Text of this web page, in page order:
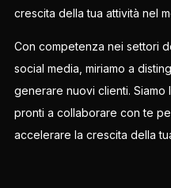
crescita della tua attività nel
Con competenza nei settori
social media, miriamo a
generare nuovi clienti. Siamo
pronti a collaborare con te
accelerare la crescita della